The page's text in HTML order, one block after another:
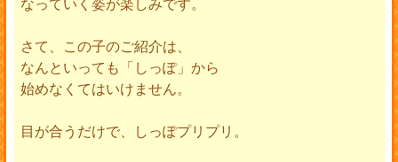
さて、この子のご紹介は、
なんといっても「しっぽ」から
始めなくてはいけません。
目が合うだけで、しっぽプリプリ。